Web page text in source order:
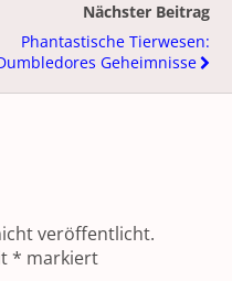
Nächster Beitrag
Phantastische Tierwesen:
Geheimnisse
veröffentlicht.
* markiert